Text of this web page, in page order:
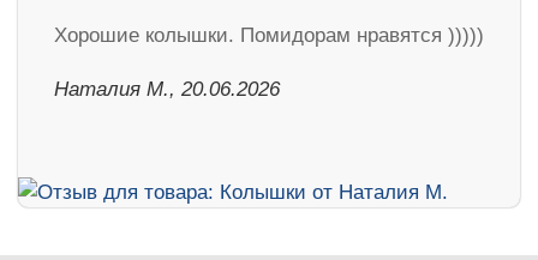
Хорошие колышки. Помидорам нравятся )))))
Наталия М., 20.06.2026